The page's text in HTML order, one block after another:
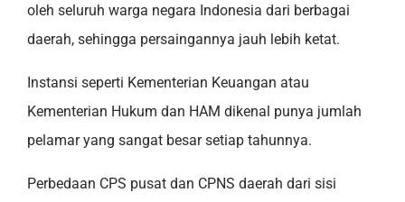
oleh seluruh warga negara Indonesia dari berbagai
daerah, sehingga persaingannya jauh lebih ketat.
Instansi seperti Kementerian Keuangan atau
Kementerian Hukum dan HAM dikenal punya jumlah
pelamar yang sangat besar setiap tahunnya.
Perbedaan CPS pusat dan CPNS daerah dari sisi